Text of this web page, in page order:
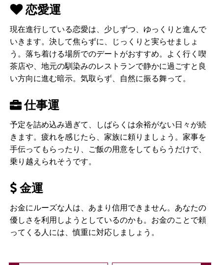
恋愛運
現在進行している恋愛は、少しずつ、ゆっくりと進んで
いきます。決して焦らずに、じっくりと実らせましょ
う。落ち着ける場所でのデートがおすすめ。よく行く喫
茶店や、地元の馴染みのレストランで静かに過ごすと良
い方向に進む暗示。気取らず、自然に振る舞って。
仕事運
予定を詰め込み過ぎて、しばらくは余裕がない日々が続
きます。疲れを感じたら、家族に頼りましょう。家事を
手伝ってもらったり、ご飯の用意をしてもらうだけで、
乗り越えられそうです。
金運
お金にルーズな人は、あまり信用できません。あなたの
優しさを利用しようとしているのかも。お金のことで頼
ってくる人には、慎重に対応しましょう。